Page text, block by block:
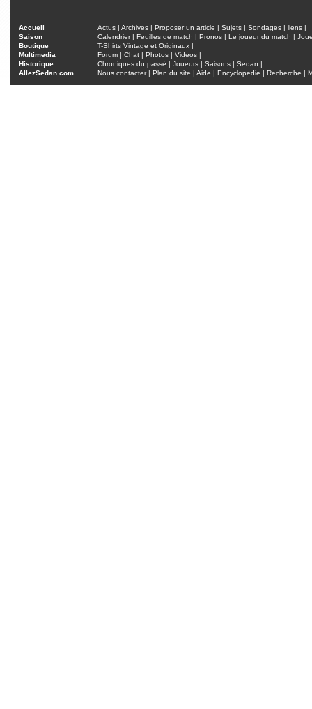
Accueil Actus | Archives | Proposer un article | Sujets | Sondages | liens |
Saison
Calendrier| Feuilles de match | Pronos | Le joueur du match |
Boutique
T-Shirts Vintage et Originaux |
Multimedia
Forum | Chat | Photos | Videos |
Historique
Chroniques du passé | Joueurs | Saisons | Sedan |
AllezSedan.com
Nous contacter| Plan du site | Aide | Encyclopedie | Recherche |